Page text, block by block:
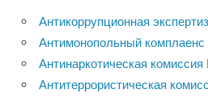
Антикоррупционная
Антимонопольный комплаенс
Антинаркотическая
Антитеррористическая